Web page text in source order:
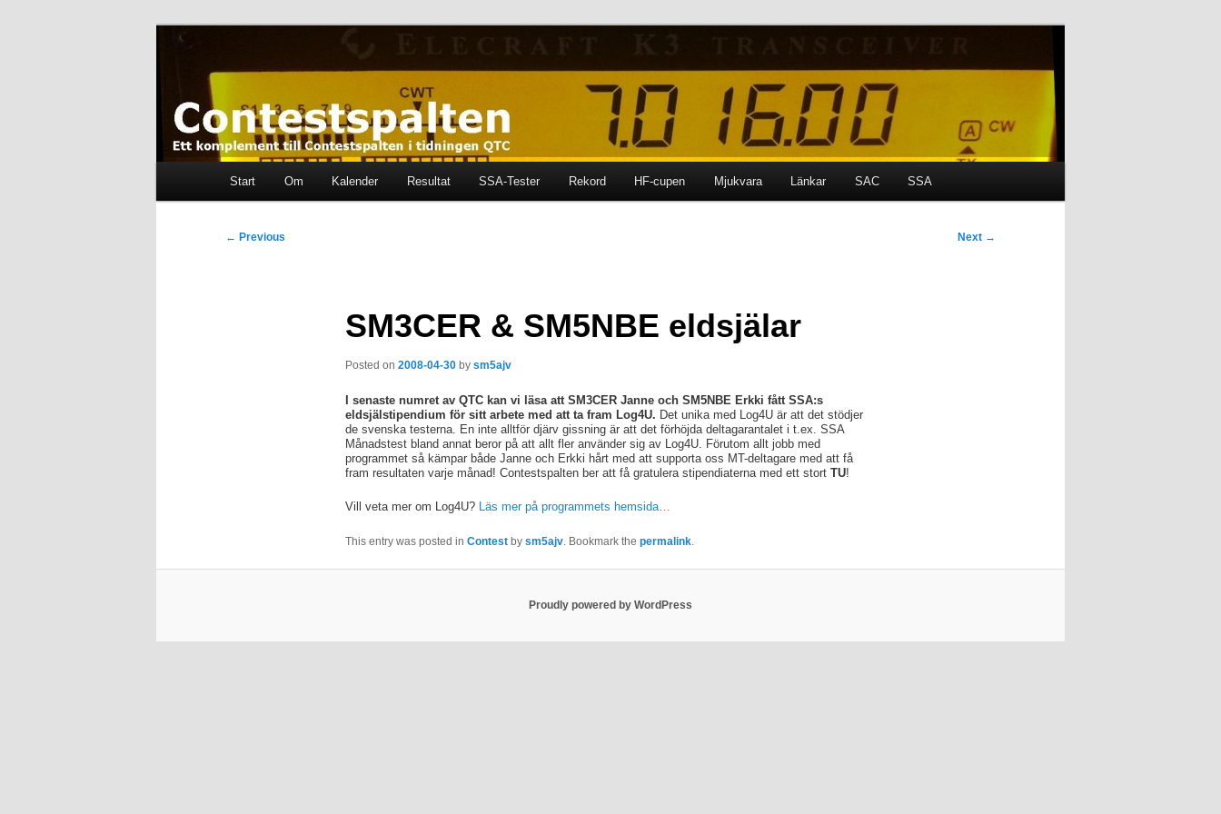
Contestspalten
Start Om Kalender Resultat SSA-Tester Rekord HF-cupen Mjukvara Länkar SAC SSA
Post
← Previous Next →
SM3CER & SM5NBE eldsjälar
Posted on 2008-04-30 by sm5ajv
I senaste numret av QTC kan vi läsa att SM3CER Janne och SM5NBE Erkki fått SSA:s
eldsjälstipendium för sitt arbete med att ta fram Log4U. Det unika med Log4U är att det stödjer
de svenska testerna. En inte alltför djärv gissning är att det förhöjda deltagarantalet i t.ex. SSA
Månadstest bland annat beror på att allt fler använder sig av Log4U. Förutom allt jobb med
programmet så kämpar både Janne och Erkki hårt med att supporta oss MT-deltagare med att få
fram resultaten varje månad! Contestspalten ber att få gratulera stipendiaterna med ett stort TU!
Vill veta mer om Log4U? Läs mer på programmets hemsida…
This entry was posted in Contestby sm5ajv. Bookmark the permalink.
Proudly powered by WordPress